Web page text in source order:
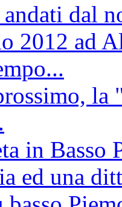
dal
2012 ad
la
in Basso
ed una